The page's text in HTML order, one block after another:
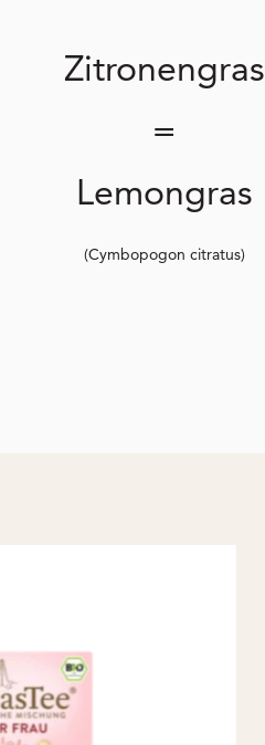
Zitronengras
=
Lemongras
(Cymbopogon citratus)